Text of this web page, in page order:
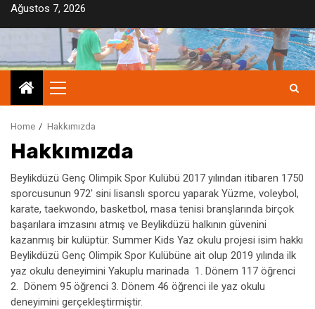
SkipAğustos 7, 2026
Primary
Menu
Home Hakkımızda
Hakkımızda
Beylikdüzü Genç Olimpik Spor Kulübü 2017 yılından itibaren 1750
sporcusunun 972′ sini lisanslı sporcu yaparak Yüzme, voleybol,
karate, taekwondo, basketbol, masa tenisi branşlarında birçok
başarılara imzasını atmış ve Beylikdüzü halkının güvenini
kazanmış bir kulüptür. Summer Kids Yaz okulu projesi isim hakkı
Beylikdüzü Genç Olimpik Spor Kulübüne ait olup 2019 yılında ilk
yaz okulu deneyimini Yakuplu marinada 1. Dönem 117 öğrenci
2. Dönem 95 öğrenci 3. Dönem 46 öğrenci ile yaz okulu
deneyimini gerçekleştirmiştir.